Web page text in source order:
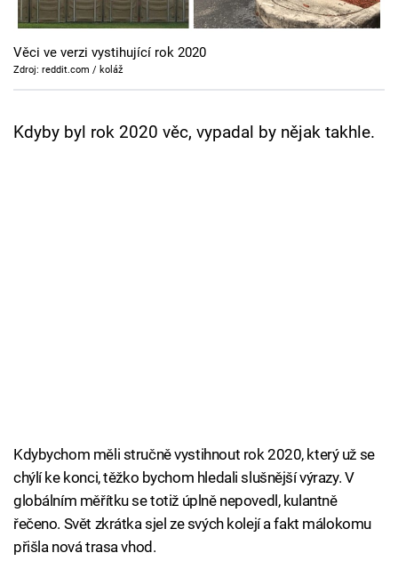
Cool Esport
Pořady
Věci ve verzi vystihující rok 2020
Zdroj: reddit.com / koláž
Kdyby byl rok 2020 věc, vypadal by nějak takhle.
Kdybychom měli stručně vystihnout rok 2020, který už se
chýlí ke konci, těžko bychom hledali slušnější výrazy. V
globálním měřítku se totiž úplně nepovedl, kulantně
řečeno. Svět zkrátka sjel ze svých kolejí a fakt málokomu
přišla nová trasa vhod.